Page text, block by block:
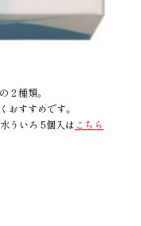
２種類。
おすすめです。
ういろ 5個入は こちら